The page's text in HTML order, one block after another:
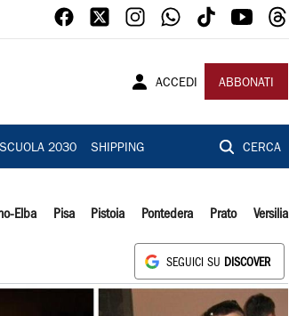
ACCEDI ABBONATI
SCUOLA 2030 SHIPPING CERCA
Elba Pisa Pistoia Pontedera Prato Versilia
SEGUICI SU DISCOVER